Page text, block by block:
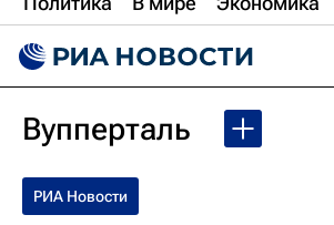
Вупперталь
РИА Новости